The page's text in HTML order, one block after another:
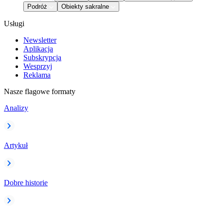
Podróż
Obiekty sakralne
Usługi
Newsletter
Aplikacja
Subskrypcja
Wesprzyj
Reklama
Nasze flagowe formaty
Analizy
Artykuł
Dobre historie